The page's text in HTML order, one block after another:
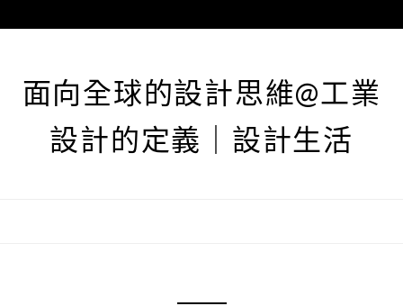
至
面向全球的設計思維@工業
設計的定義｜設計生活